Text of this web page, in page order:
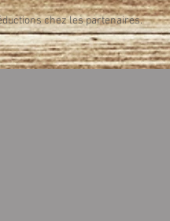
chez les partenaires.